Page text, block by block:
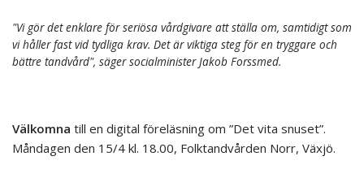
"Vi gör det enklare för seriösa vårdgivare att ställa om, samtidigt som
vi håller fast vid tydliga krav. Det är viktiga steg för en tryggare och
bättre tandvård", säger socialminister Jakob Forssmed.
Välkomna till en digital föreläsning om ”Det vita snuset”.
Måndagen den 15/4 kl. 18.00, Folktandvården Norr, Växjö.